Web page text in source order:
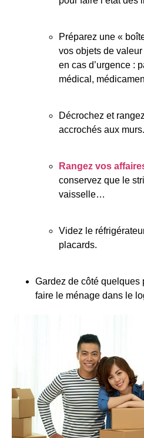
Préparez une «
vos objets de
en cas d’urgence :
médical,
Décrochez et
accrochés aux murs.
Rangez vos
conservez que le
vaisselle…
Videz le
placards.
Gardez de côté quelques
faire le ménage dans le